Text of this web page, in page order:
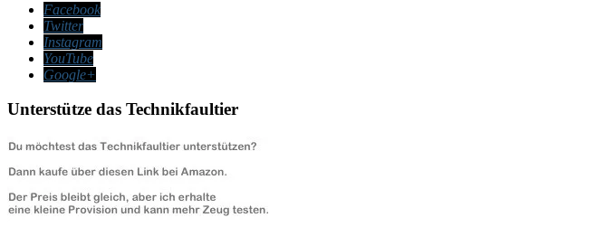
Facebook
Twitter
Instagram
YouTube
Google+
Unterstütze das Technikfaultier